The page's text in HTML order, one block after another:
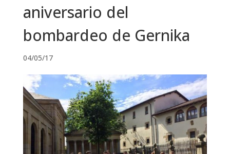
aniversario del
bombardeo de Gernika
04/05/17